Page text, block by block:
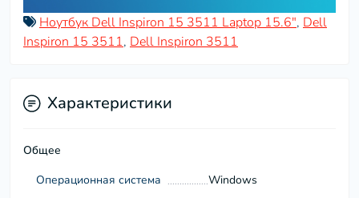
Ноутбук Dell Inspiron 15 3511 Laptop 15.6", Dell
Inspiron 15 3511, Dell Inspiron 3511
Характеристики
Общее
Операционная система
Windows